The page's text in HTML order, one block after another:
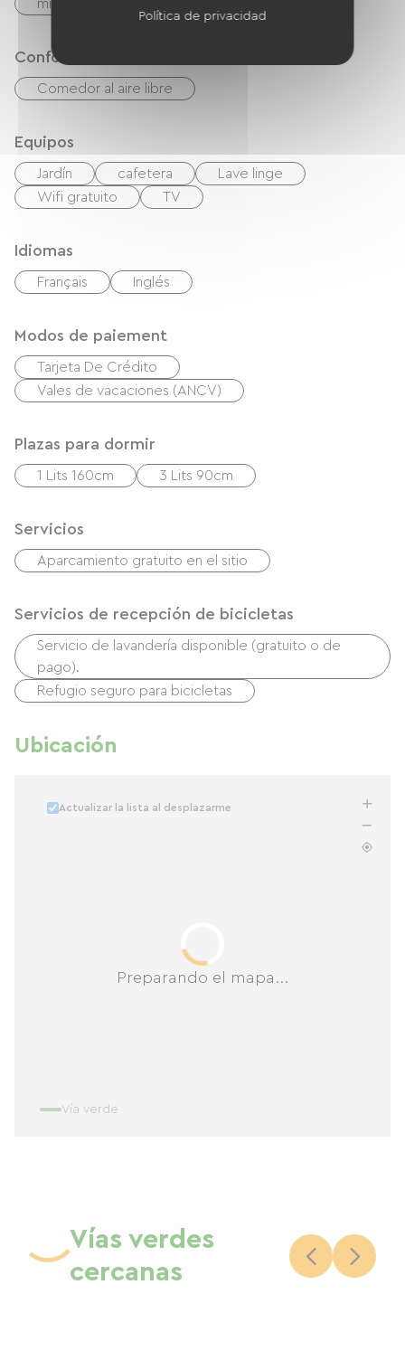
microonda
Las cuatro
Confort
Comedor al aire libre
Equipos
Jardín cafetera
Lave linge
Wifi gratuito
TV
Idiomas
Français Inglés
Modos de paiement
Tarjeta De Crédito
Vales de vacaciones (ANCV)
Plazas para dormir
1 Lits 160cm 3 Lits 90cm
Servicios
Aparcamiento gratuito en el sitio
Servicios de recepción de bicicletas
Servicio de lavandería disponible (gratuito o de
pago).
Refugio seguro para bicicletas
Ubicación
Preparando el mapa...
Actualizar la lista al desplazarme
Vía verde
Vías verdes
cercanas
Política de privacidad